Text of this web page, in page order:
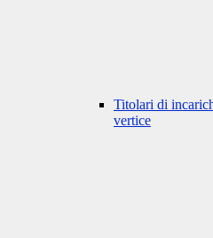
Titolari di
vertice